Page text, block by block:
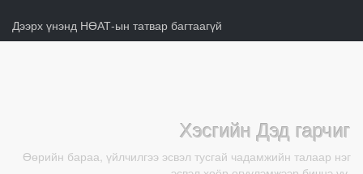
Дээрх үнэнд НӨАТ-ын татвар багтаагүй
Хэсгийн Дэд гарчиг
Өөрийн бараа, үйлчилгээ эсвэл тусгай чадамжийн талаар нэг